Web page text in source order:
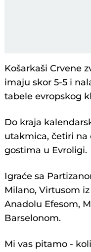
Košarkaši Crvene
imaju skor 5-5 i
tabele evropskog
Do kraja
utakmica, četiri
gostima u Evroligi.
Igraće sa
Milano, Virtusom
Anadolu Efesom,
Barselonom.
Mi vas pitamo -